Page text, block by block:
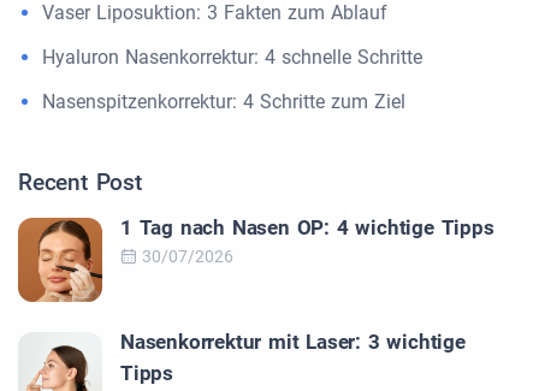
Vaser Liposuktion: 3 Fakten zum Ablauf
Hyaluron Nasenkorrektur: 4 schnelle Schritte
Nasenspitzenkorrektur: 4 Schritte zum Ziel
Recent Post
1 Tag nach Nasen OP: 4 wichtige Tipps
30/07/2026
Nasenkorrektur mit Laser: 3 wichtige
Tipps